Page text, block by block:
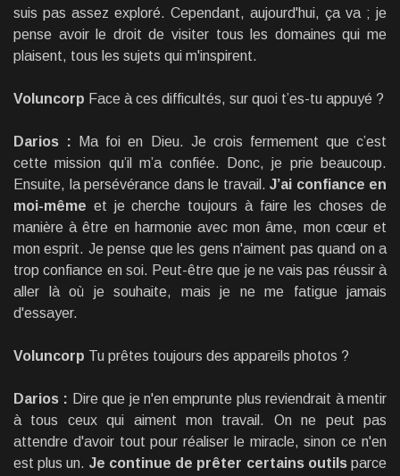
suis pas assez exploré. Cependant, aujourd'hui, ça va ; je
pense avoir le droit de visiter tous les domaines qui me
plaisent, tous les sujets qui m'inspirent.
Voluncorp Face à ces difficultés, sur quoi t’es-tu appuyé ?
Darios : Ma foi en Dieu. Je crois fermement que c’est
cette mission qu’il m’a confiée. Donc, je prie beaucoup.
Ensuite, la persévérance dans le travail. J’ai confiance en
moi-même et je cherche toujours à faire les choses de
manière à être en harmonie avec mon âme, mon cœur et
mon esprit. Je pense que les gens n'aiment pas quand on a
trop confiance en soi. Peut-être que je ne vais pas réussir à
aller là où je souhaite, mais je ne me fatigue jamais
d'essayer.
Voluncorp Tu prêtes toujours des appareils photos ?
Darios : Dire que je n'en emprunte plus reviendrait à mentir
à tous ceux qui aiment mon travail. On ne peut pas
attendre d'avoir tout pour réaliser le miracle, sinon ce n'en
est plus un. Je continue de prêter certains outilsparce